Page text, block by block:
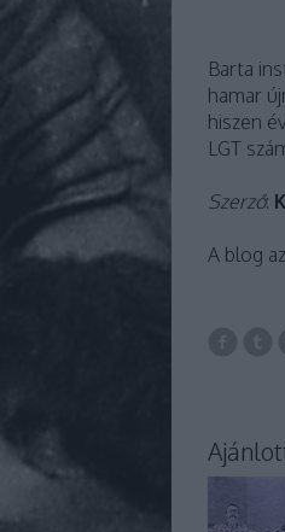
Barta
hamar
hiszen
LGT
Szerző:
A blog